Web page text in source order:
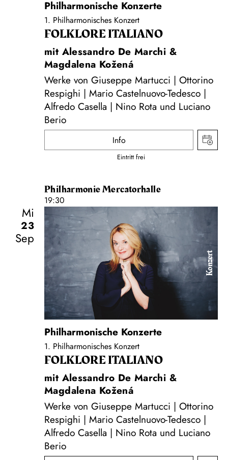
Philharmonische Konzerte
1. Philharmonisches Konzert
FOLKLORE ITALIANO
mit Alessandro De Marchi &
Magdalena Kožená
Werke von Giuseppe Martucci | Ottorino
Respighi | Mario Castelnuovo-Tedesco |
Alfredo Casella | Nino Rota und Luciano
Berio
Info
Eintritt frei
Philharmonie Mercatorhalle
19:30
Mi
23
Sep
Konzert
Philharmonische Konzerte
1. Philharmonisches Konzert
FOLKLORE ITALIANO
mit Alessandro De Marchi &
Magdalena Kožená
Werke von Giuseppe Martucci | Ottorino
Respighi | Mario Castelnuovo-Tedesco |
Alfredo Casella | Nino Rota und Luciano
Berio